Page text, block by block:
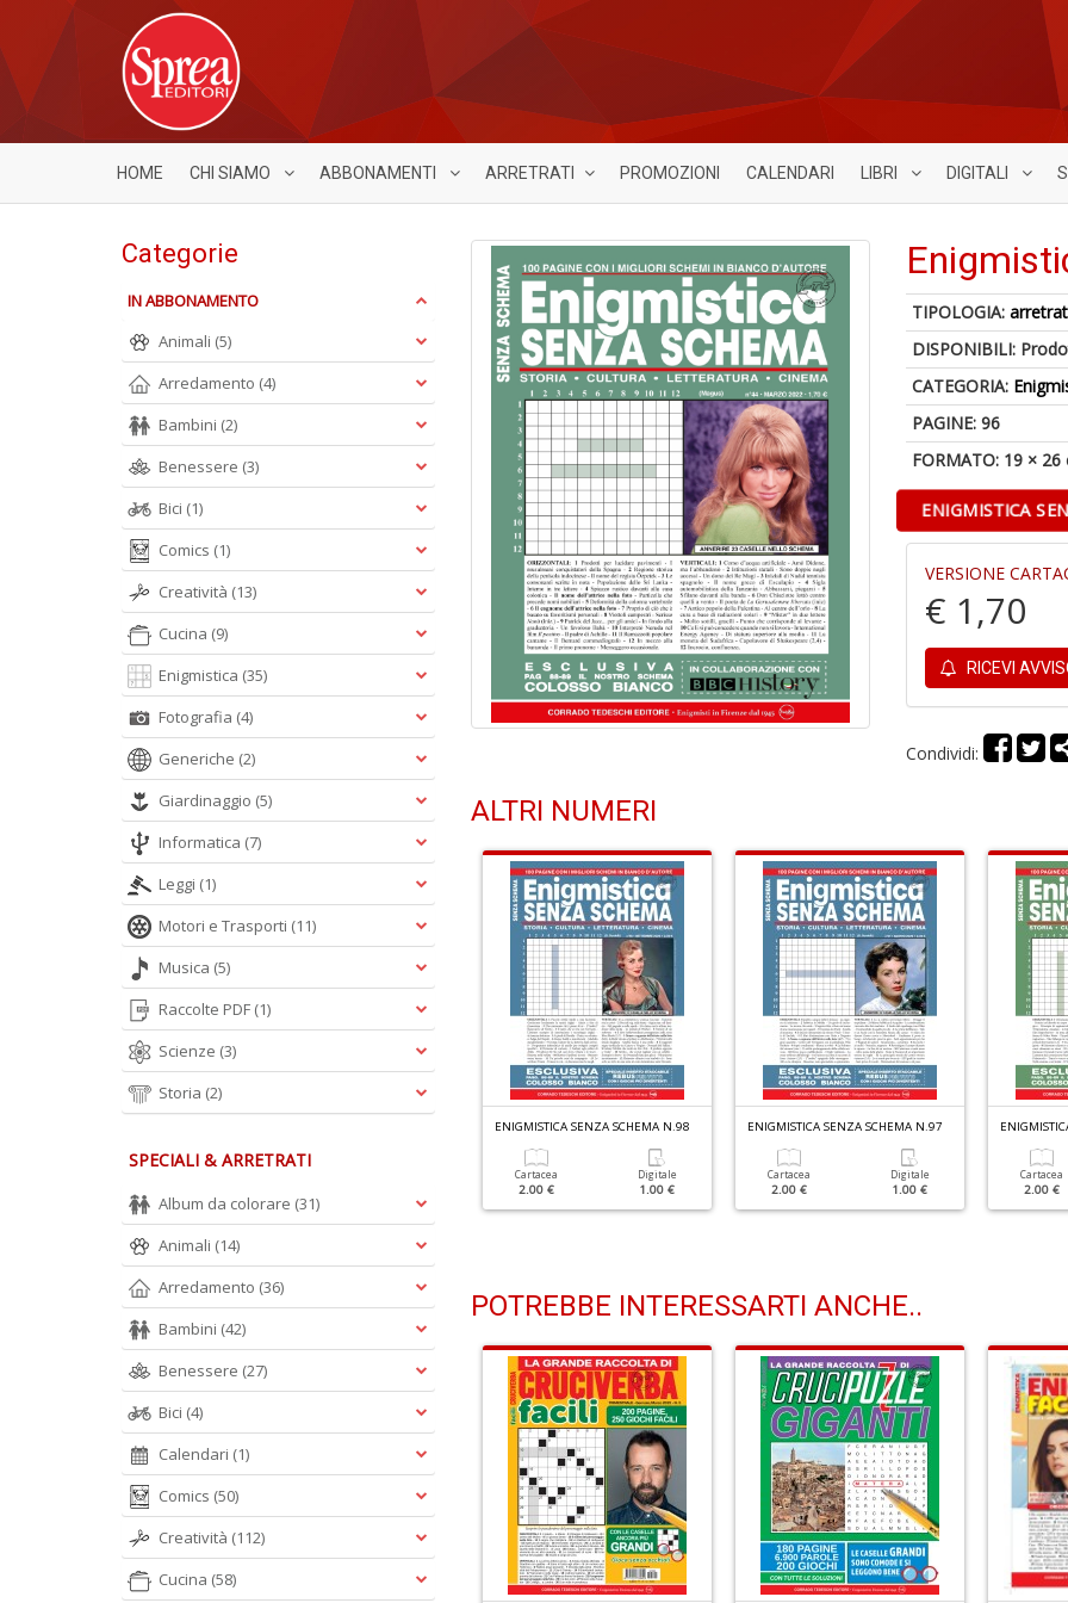
HOME CHI SIAMO ABBONAMENTI ARRETRATI PROMOZIONI CALENDARI LIBRI DIGITALI
TIPOLOGIA:
DISPONIBILI:
CATEGORIA:
PAGINE: 96
FORMATO: 19 × 26
ENIGMISTICA
VERSIONE
€ 1,70
RICEVI
Condividi:
ALTRI NUMERI
ENIGMISTICA SENZA SCHEMA N.98
Cartacea
2.00 €
Digitale
1.00 €
ENIGMISTICA SENZA SCHEMA N.97
Cartacea
2.00 €
Digitale
1.00 €
Cartacea
2.00 €
POTREBBE INTERESSARTI ANCHE..
Categorie
IN ABBONAMENTO
Animali (5)
Arredamento (4)
Bambini (2)
Benessere (3)
Bici (1)
Comics (1)
Creatività (13)
Cucina (9)
Enigmistica (35)
Fotografia (4)
Generiche (2)
Giardinaggio (5)
Informatica (7)
Leggi (1)
Motori e Trasporti (11)
Musica (5)
Raccolte PDF (1)
Scienze (3)
Storia (2)
SPECIALI & ARRETRATI
Album da colorare (31)
Animali (14)
Arredamento (36)
Bambini (42)
Benessere (27)
Bici (4)
Calendari (1)
Comics (50)
Creatività (112)
Cucina (58)